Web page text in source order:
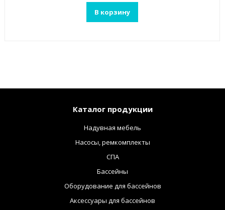
В корзину
Каталог продукции
Надувная мебель
Насосы, ремкомплекты
СПА
Бассейны
Оборудование для бассейнов
Аксессуары для бассейнов